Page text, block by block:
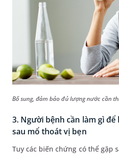
Bổ sung, đảm bảo đủ lượng nước cần
3. Người bệnh cần làm gì
sau mổ thoát vị bẹn
Tuy các biến chứng có thể gặp